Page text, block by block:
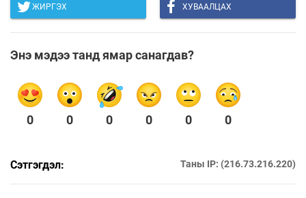
ЖИРГЭХ ХУВААЛЦАХ
Энэ мэдээ танд ямар санагдав?
0 0 0 0 0 0
Сэтгэгдэл: Таны IP: (216.73.216.220)